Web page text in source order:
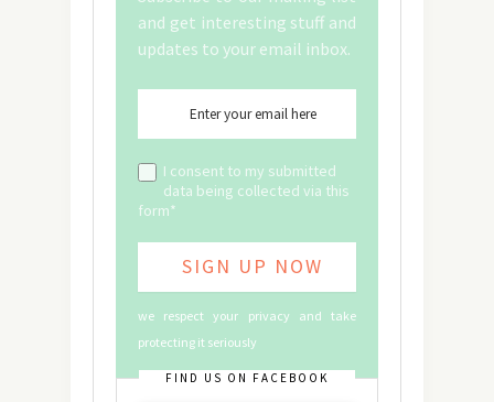
and get interesting stuff and
updates to your email inbox.
I consent to my submitted
data being collected via this
form*
we respect your privacy and take
protecting it seriously
FIND US ON FACEBOOK